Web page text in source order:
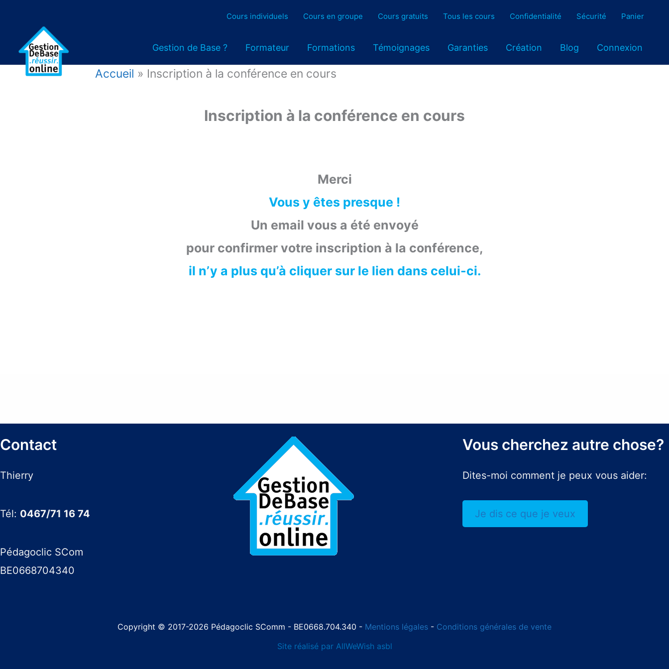
Cours individuels Cours en groupe Cours gratuits Tous les cours Confidentialité Sécurité Panier
Gestion de Base ? Formateur Formations Témoignages Garanties Création Blog Connexion
Accueil Inscription à la conférence en cours
Inscription à la conférence en cours
Merci
Vous y êtes presque !
Un email vous a été envoyé
pour confirmer votre inscription à la conférence,
il n’y a plus qu’à cliquer sur le lien dans celui-ci.
Contact
Thierry
Tél: 0467/71 16 74
Pédagoclic SCom
BE0668704340
Vous cherchez autre chose?
Dites-moi comment je peux vous aider:
Je dis ce que je veux
Copyright © 2017-2026 Pédagoclic SComm - BE0668.704.340 - Mentions légales - Conditions générales de vente
Site réalisé par AllWeWish asbl